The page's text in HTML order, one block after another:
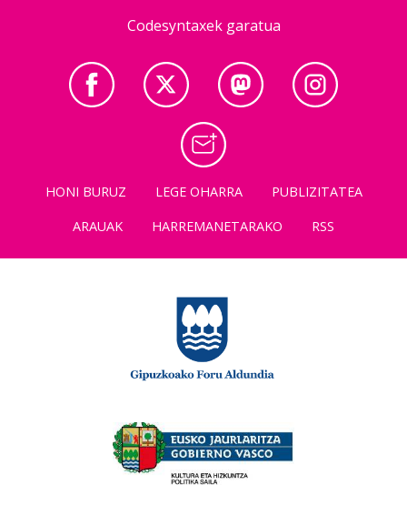
Codesyntaxek garatua
HONI BURUZ LEGE OHARRA
PUBLIZITATEA
ARAUAK
HARREMANETARAKO RSS